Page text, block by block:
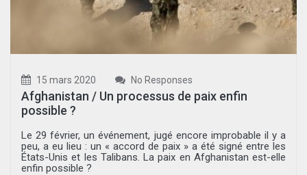
15 mars 2020 No Responses
Afghanistan / Un processus de paix enfin
possible ?
Le 29 février, un événement, jugé encore improbable il y a
peu, a eu lieu : un « accord de paix » a été signé entre les
États-Unis et les Talibans. La paix en Afghanistan est-elle
enfin possible ?